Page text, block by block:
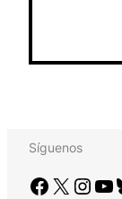
Síguenos
Facebook X Instagram YouTube